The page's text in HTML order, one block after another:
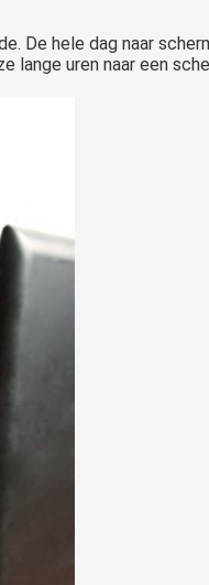
De hele dag naar
lange uren naar een